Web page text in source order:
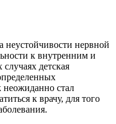
неустойчивости нервной
к внутренним и
детская
неожиданно стал
к врачу, для того